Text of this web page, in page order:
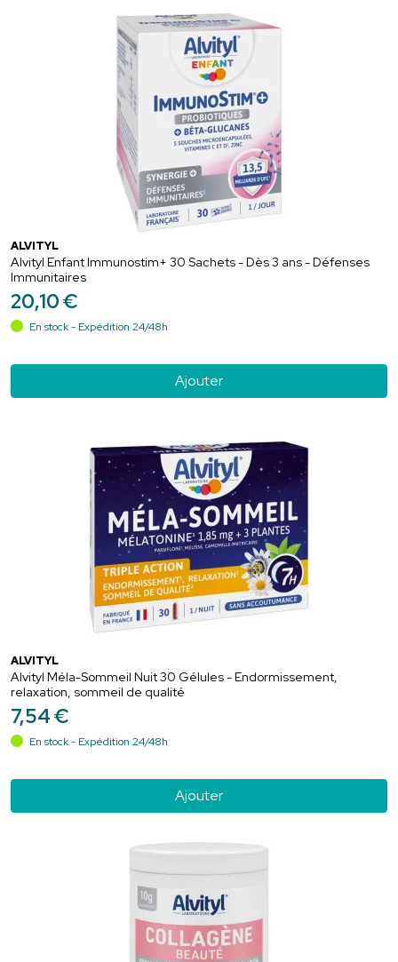
ALVITYL
Alvityl Enfant Immunostim+ 30 Sachets - Dès 3 ans - Défenses
Immunitaires
20,10€
En stock - Expédition 24/48h
Ajouter
ALVITYL
Alvityl Méla-Sommeil Nuit 30 Gélules - Endormissement,
relaxation, sommeil de qualité
7,54€
En stock - Expédition 24/48h
Ajouter